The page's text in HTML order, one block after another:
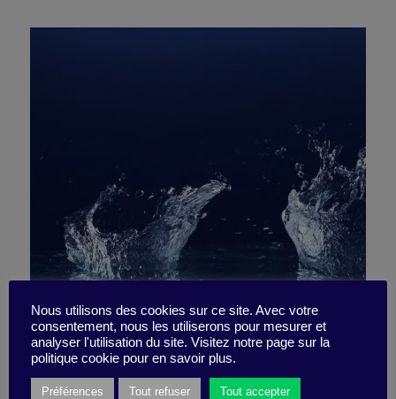
Apprendre à grandir dans
l’épreuve
Nous utilisons des cookies sur ce site. Avec votre
consentement, nous les utiliserons pour mesurer et
analyser l'utilisation du site. Visitez notre page sur la
politique cookie pour en savoir plus.
Préférences Tout refuser Tout accepter